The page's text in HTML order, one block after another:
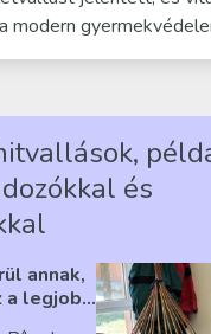
modern
és
annak,
a legjobb